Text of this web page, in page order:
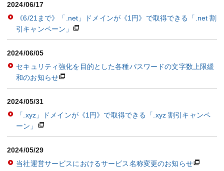
2024/06/17
《6/21まで》「.net」ドメインが《1円》で取得できる「.net 割
引キャンペーン」
2024/06/05
セキュリティ強化を目的とした各種パスワードの文字数上限緩
和のお知らせ
2024/05/31
「.xyz」ドメインが《1円》で取得できる「.xyz 割引キャンペ
ーン」
2024/05/29
当社運営サービスにおけるサービス名称変更のお知らせ